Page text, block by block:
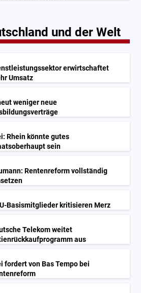
und der Welt
erwirtschaftet
Umsatz
weniger neue
Rhein könnte gutes
sein
Rentenreform vollständig
Basismitglieder kritisieren Merz
Telekom weitet
aus
fordert von Bas Tempo bei